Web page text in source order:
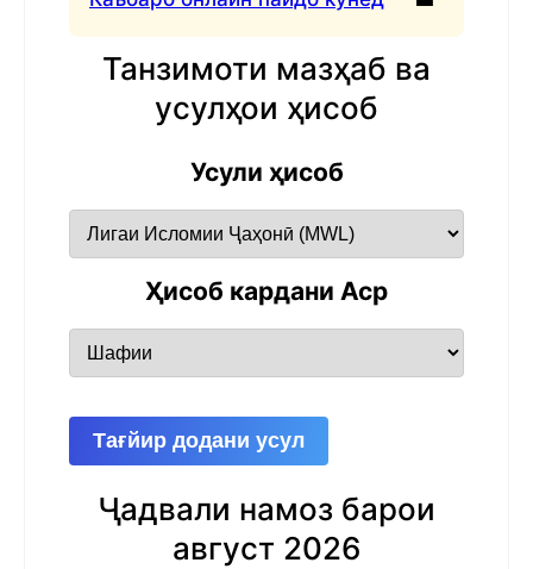
Танзимоти мазҳаб ва
усулҳои ҳисоб
Усули ҳисоб
Ҳисоб кардани Аср
Тағйир додани усул
Ҷадвали намоз барои
август 2026